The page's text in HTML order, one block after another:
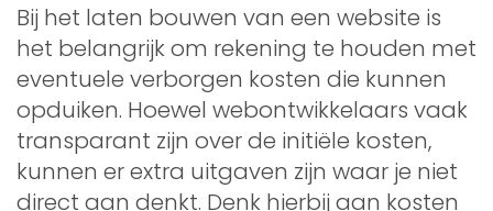
Bij het laten bouwen van een website is
het belangrijk om rekening te houden met
eventuele verborgen kosten die kunnen
opduiken. Hoewel webontwikkelaars vaak
transparant zijn over de initiële kosten,
kunnen er extra uitgaven zijn waar je niet
direct aan denkt. Denk hierbij aan kosten